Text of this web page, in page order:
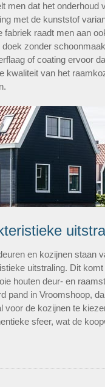
men dat het onderhoud
met de kunststof
fabriek raadt men aan
doek zonder
of coating ervoor
kwaliteit van het
en kozijnen staan
uitstraling. Dit
houten deur- en
pand in Vroomshoop,
voor de kozijnen te
sfeer, wat de